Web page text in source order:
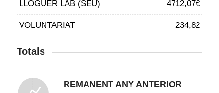
LLOGUER LAB (SEU) 4712,07€
VOLUNTARIAT 234,82
Totals
REMANENT ANY ANTERIOR